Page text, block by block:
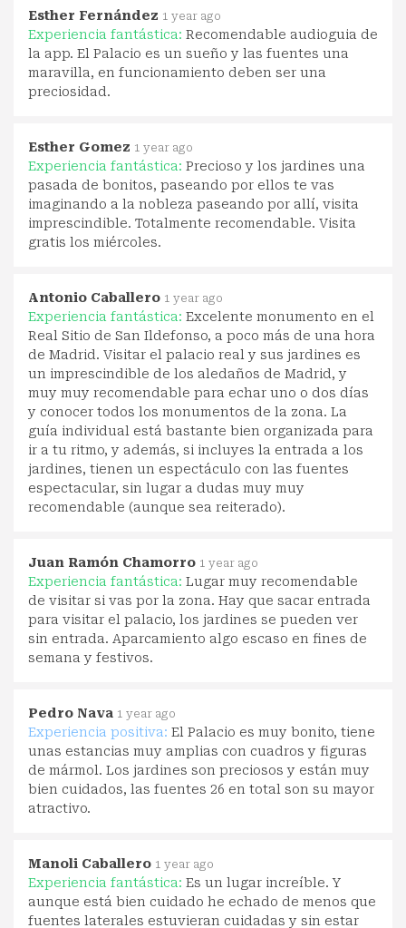
Esther Fernández 1 year ago
Experiencia fantástica: Recomendable audioguia de
la app. El Palacio es un sueño y las fuentes una
maravilla, en funcionamiento deben ser una
preciosidad.
Esther Gomez 1 year ago
Experiencia fantástica: Precioso y los jardines una
pasada de bonitos, paseando por ellos te vas
imaginando a la nobleza paseando por allí, visita
imprescindible. Totalmente recomendable. Visita
gratis los miércoles.
Antonio Caballero 1 year ago
Experiencia fantástica: Excelente monumento en el
Real Sitio de San Ildefonso, a poco más de una hora
de Madrid. Visitar el palacio real y sus jardines es
un imprescindible de los aledaños de Madrid, y
muy muy recomendable para echar uno o dos días
y conocer todos los monumentos de la zona. La
guía individual está bastante bien organizada para
ir a tu ritmo, y además, si incluyes la entrada a los
jardines, tienen un espectáculo con las fuentes
espectacular, sin lugar a dudas muy muy
recomendable (aunque sea reiterado).
Juan Ramón Chamorro 1 year ago
Experiencia fantástica: Lugar muy recomendable
de visitar si vas por la zona. Hay que sacar entrada
para visitar el palacio, los jardines se pueden ver
sin entrada. Aparcamiento algo escaso en fines de
semana y festivos.
Pedro Nava 1 year ago
Experiencia positiva: El Palacio es muy bonito, tiene
unas estancias muy amplias con cuadros y figuras
de mármol. Los jardines son preciosos y están muy
bien cuidados, las fuentes 26 en total son su mayor
atractivo.
Manoli Caballero 1 year ago
Experiencia fantástica: Es un lugar increíble. Y
aunque está bien cuidado he echado de menos que
fuentes laterales estuvieran cuidadas y sin estar